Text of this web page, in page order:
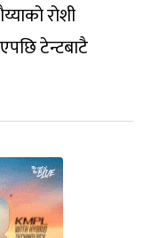
रोशी
टेन्टबाटै